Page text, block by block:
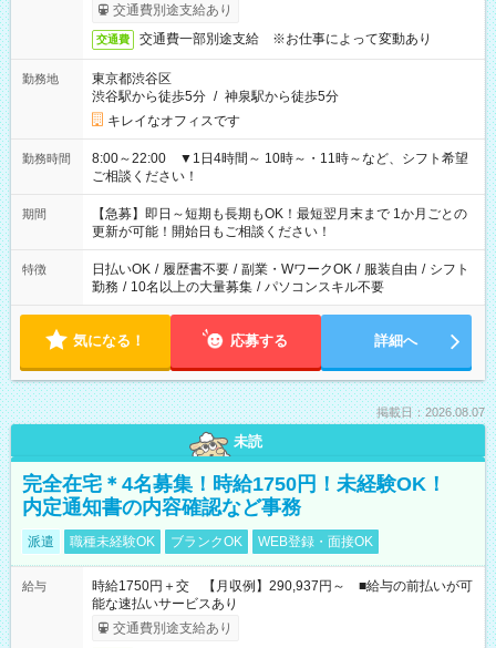
交通費別途支給あり
交通費 交通費一部別途支給 ※お仕事によって変動あり
勤務地
東京都渋谷区
渋谷駅から徒歩5分 / 神泉駅から徒歩5分
キレイなオフィスです
勤務時間
8:00～22:00 ▼1日4時間～ 10時～・11時～など、シフト希望
ご相談ください！
期間
【急募】即日～短期も長期もOK！最短翌月末まで 1か月ごとの
更新が可能！開始日もご相談ください！
特徴 日払いOK / 履歴書不要 / 副業・WワークOK / 服装自由 / シフト
勤務 / 10名以上の大量募集 / パソコンスキル不要
気になる！ 応募する 詳細へ
掲載日：2026.08.07
未読
完全在宅＊4名募集！時給1750円！未経験OK！
内定通知書の内容確認など事務
派遣 職種未経験OK ブランクOK WEB登録・面接OK
給与
時給1750円＋交 【月収例】290,937円～ ■給与の前払いが可
能な速払いサービスあり
交通費別途支給あり